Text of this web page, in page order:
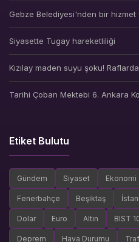
Gebze Belediyesi'nden bir hizmet
Siyasette Tugay hareketliliği
Kızılay maden suyu şoku!
Tarihi Çoban Mektebi 6. Ankara
Etiket Bulutu
Gündem Siyaset Ekonomi
Fenerbahçe Beşiktaş
Dolar Euro Altın BIST
Deprem Hava Durumu